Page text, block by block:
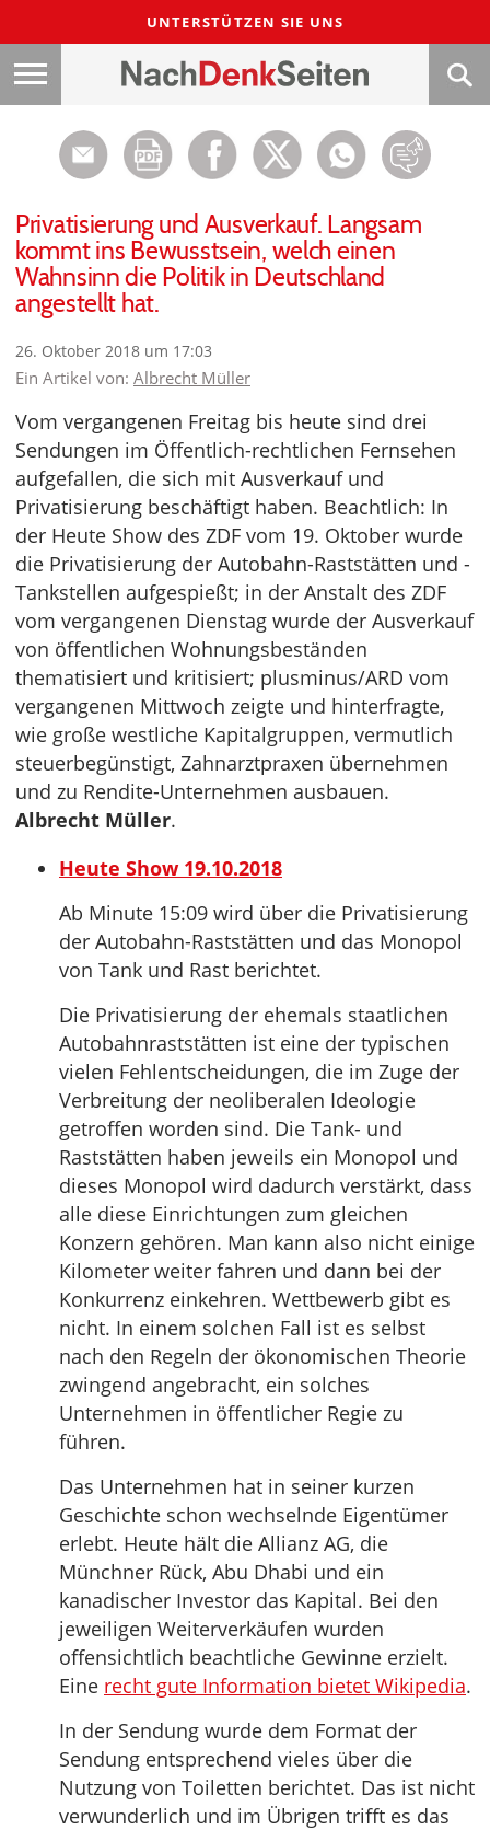
UNTERSTÜTZEN SIE UNS
Privatisierung und Ausverkauf. Langsam
kommt ins Bewusstsein, welch einen
Wahnsinn die Politik in Deutschland
angestellt hat.
26. Oktober 2018 um 17:03
Ein Artikel von: Albrecht Müller
Vom vergangenen Freitag bis heute sind drei
Sendungen im Öffentlich-rechtlichen Fernsehen
aufgefallen, die sich mit Ausverkauf und
Privatisierung beschäftigt haben. Beachtlich: In
der Heute Show des ZDF vom 19. Oktober wurde
die Privatisierung der Autobahn-Raststätten und -
Tankstellen aufgespießt; in der Anstalt des ZDF
vom vergangenen Dienstag wurde der Ausverkauf
von öffentlichen Wohnungsbeständen
thematisiert und kritisiert; plusminus/ARD vom
vergangenen Mittwoch zeigte und hinterfragte,
wie große westliche Kapitalgruppen, vermutlich
steuerbegünstigt, Zahnarztpraxen übernehmen
und zu Rendite-Unternehmen ausbauen.
Albrecht Müller.
Heute Show 19.10.2018
Ab Minute 15:09 wird über die Privatisierung
der Autobahn-Raststätten und das Monopol
von Tank und Rast berichtet.
Die Privatisierung der ehemals staatlichen
Autobahnraststätten ist eine der typischen
vielen Fehlentscheidungen, die im Zuge der
Verbreitung der neoliberalen Ideologie
getroffen worden sind. Die Tank- und
Raststätten haben jeweils ein Monopol und
dieses Monopol wird dadurch verstärkt, dass
alle diese Einrichtungen zum gleichen
Konzern gehören. Man kann also nicht einige
Kilometer weiter fahren und dann bei der
Konkurrenz einkehren. Wettbewerb gibt es
nicht. In einem solchen Fall ist es selbst
nach den Regeln der ökonomischen Theorie
zwingend angebracht, ein solches
Unternehmen in öffentlicher Regie zu
führen.
Das Unternehmen hat in seiner kurzen
Geschichte schon wechselnde Eigentümer
erlebt. Heute hält die Allianz AG, die
Münchner Rück, Abu Dhabi und ein
kanadischer Investor das Kapital. Bei den
jeweiligen Weiterverkäufen wurden
offensichtlich beachtliche Gewinne erzielt.
Eine recht gute Information bietet Wikipedia.
In der Sendung wurde dem Format der
Sendung entsprechend vieles über die
Nutzung von Toiletten berichtet. Das ist nicht
verwunderlich und im Übrigen trifft es das